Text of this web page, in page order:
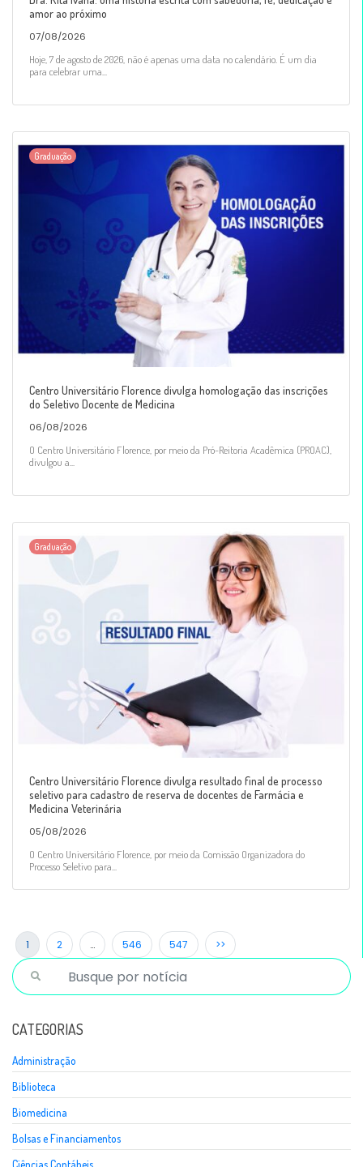
amor ao próximo
07/08/2026
Hoje, 7 de agosto de 2026, não é apenas uma data no calendário. É um dia
para celebrar uma...
Graduação
Centro Universitário Florence divulga homologação das inscrições
do Seletivo Docente de Medicina
06/08/2026
O Centro Universitário Florence, por meio da Pró-Reitoria Acadêmica (PROAC),
divulgou a...
Graduação
Centro Universitário Florence divulga resultado final de processo
seletivo para cadastro de reserva de docentes de Farmácia e
Medicina Veterinária
05/08/2026
O Centro Universitário Florence, por meio da Comissão Organizadora do
Processo Seletivo para...
1 2 … 546 547 >>
CATEGORIAS
Administração
Biblioteca
Biomedicina
Bolsas e Financiamentos